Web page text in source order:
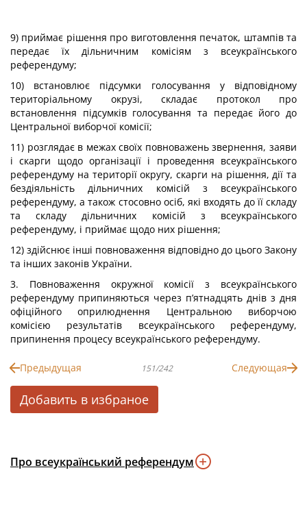
9) приймає рішення про виготовлення печаток, штампів та
передає їх дільничним комісіям з всеукраїнського
референдуму;
10) встановлює підсумки голосування у відповідному
територіальному окрузі, складає протокол про
встановлення підсумків голосування та передає його до
Центральної виборчої комісії;
11) розглядає в межах своїх повноважень звернення, заяви
і скарги щодо організації і проведення всеукраїнського
референдуму на території округу, скарги на рішення, дії та
бездіяльність дільничних комісій з всеукраїнського
референдуму, а також стосовно осіб, які входять до її складу
та складу дільничних комісій з всеукраїнського
референдуму, і приймає щодо них рішення;
12) здійснює інші повноваження відповідно до цього Закону
та інших законів України.
3. Повноваження окружної комісії з всеукраїнського
референдуму припиняються через п’ятнадцять днів з дня
офіційного оприлюднення Центральною виборчою
комісією результатів всеукраїнського референдуму,
припинення процесу всеукраїнського референдуму.
Предыдущая 151/242 Следующая
Добавить в избраное
Про всеукраїнський референдум